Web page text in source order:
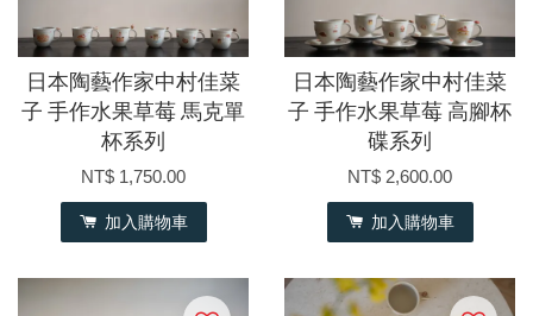
日本陶藝作家中村佳菜
子 手作水果草莓 馬克單
杯系列
NT$ 1,750.00
加入購物車
日本陶藝作家中村佳菜
子 手作水果草莓 高腳杯
碟系列
NT$ 2,600.00
加入購物車